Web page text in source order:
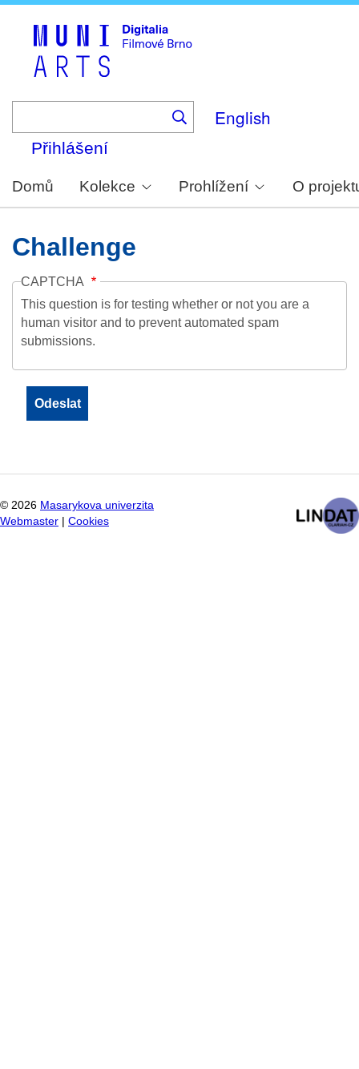
English
Přihlášení
Domů Kolekce Prohlížení O
Challenge
CAPTCHA
This question is for testing whether or not you are a
human visitor and to prevent automated spam
submissions.
© 2026 Masarykova univerzita
Webmaster
Cookies